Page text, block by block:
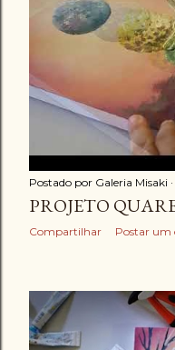
Postado por Galeria Misaki
PROJETO
Compartilhar Postar um